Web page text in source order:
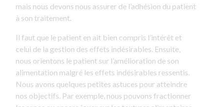
mais nous devons nous assurer de l’adhésion du patient
à son traitement.
Il faut que le patient en ait bien compris l’intérêt et
celui de la gestion des effets indésirables. Ensuite,
nous orientons le patient sur l’amélioration de son
alimentation malgré les effets indésirables ressentis.
Nous avons quelques petites astuces pour atteindre
nos objectifs. Par exemple, nous pouvons fractionner